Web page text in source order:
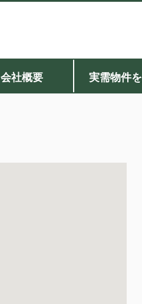
会社概要 実需物件